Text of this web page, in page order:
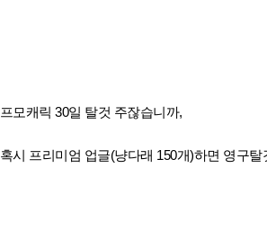
프모캐릭 30일 탈것 주잖습니까,
혹시 프리미엄 업글(냥다래 150개)하면 영구